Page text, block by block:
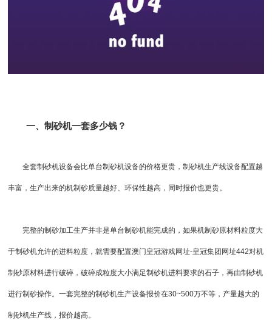
一、制砂机一套多少钱？
全套制砂机设备会比单台制砂机设备的价格更贵，制砂机生产线设备配置越
丰富，生产出来的机制砂质量越好、环保性越高，同时报价也更贵。
完整的制砂加工生产并非是单台制砂机能完成的，如果机制砂原材料粒度大
于制砂机允许的进料粒度，就需要配置澳门皇冠游戏网址-皇冠集团网址442对机
制砂原材料进行破碎，破碎成粒度大小满足制砂机进料要求的石子，再由制砂机
进行制砂操作。一套完整的制砂机生产设备报价在30~500万不等，产量越大的
制砂机生产线，报价越高。